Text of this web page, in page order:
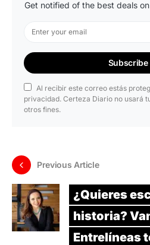
Get notified of the best deals
Subscribe
Al recibir este correo estás
privacidad. Certeza Diario no usará
otros fines.
Previous Article
¿Quieres
historia?
Entrelíneas